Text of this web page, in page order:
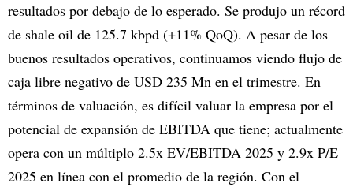
resultados por debajo de lo esperado. Se produjo un récord
de shale oil de 125.7 kbpd (+11% QoQ). A pesar de los
buenos resultados operativos, continuamos viendo flujo de
caja libre negativo de USD 235 Mn en el trimestre. En
términos de valuación, es difícil valuar la empresa por el
potencial de expansión de EBITDA que tiene; actualmente
opera con un múltiplo 2.5x EV/EBITDA 2025 y 2.9x P/E
2025 en línea con el promedio de la región. Con el